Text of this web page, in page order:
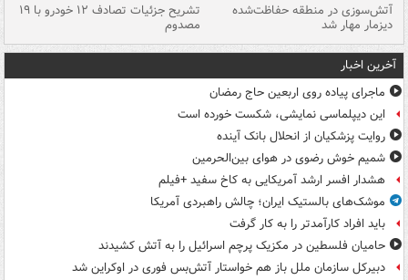
آتش‌سوزی در منطقه حفاظت‌شده
دیزمار مهار شد
تشریح جزئیات تصادف ۱۲ خودرو با ۱۹
مصدوم
آخرین اخبار
ماجرای پیاده روی اربعین حاج رمضان
این دیپلماسی نمایشی، شکست خورده است
روایت پزشکیان از انحلال بانک آینده
شمیم خوش رضوی در هوای بین‌الحرمین
هشدار افسر ارشد آمریکایی به کاخ سفید +فیلم
موشک‌های بالستیک ایران؛ چالش راهبردی آمریکا
باید افراد کارآمدتر را به کار گرفت
حامیان فلسطین در مکزیک پرچم اسرائیل را به آتش کشیدند
دبیرکل سازمان ملل باز هم خواستار آتش‌بس فوری در اوکراین شد